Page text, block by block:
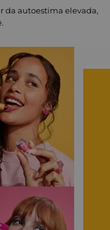
da autoestima elevada,